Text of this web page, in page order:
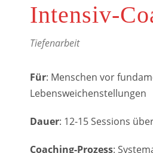
Intensiv-
Tiefenarbeit
Für: Menschen vor
Lebensweichenstellungen
Dauer: 12-15 Sessions
Coaching-Prozess: